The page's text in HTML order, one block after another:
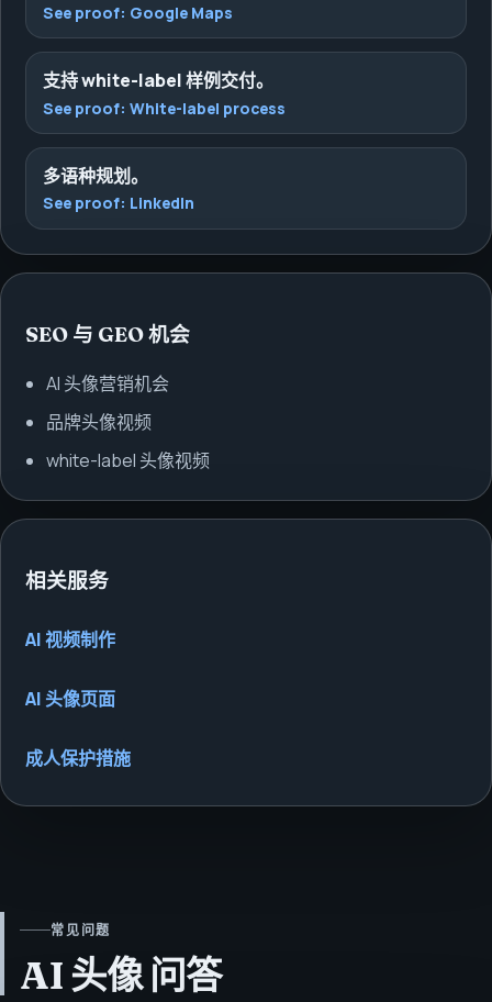
See proof: Google Maps
支持 white-label 样例交付。
See proof: White-label process
多语种规划。
See proof: LinkedIn
SEO 与 GEO 机会
AI 头像营销机会
品牌头像视频
white-label 头像视频
相关服务
AI 视频制作
AI 头像页面
成人保护措施
常见问题
AI 头像 问答